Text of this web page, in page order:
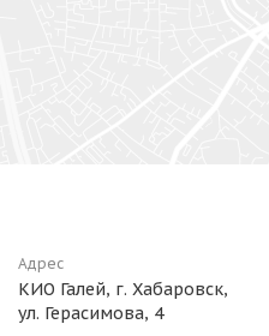
Адрес
КИО Галей, г. Хабаровск,
ул. Герасимова, 4